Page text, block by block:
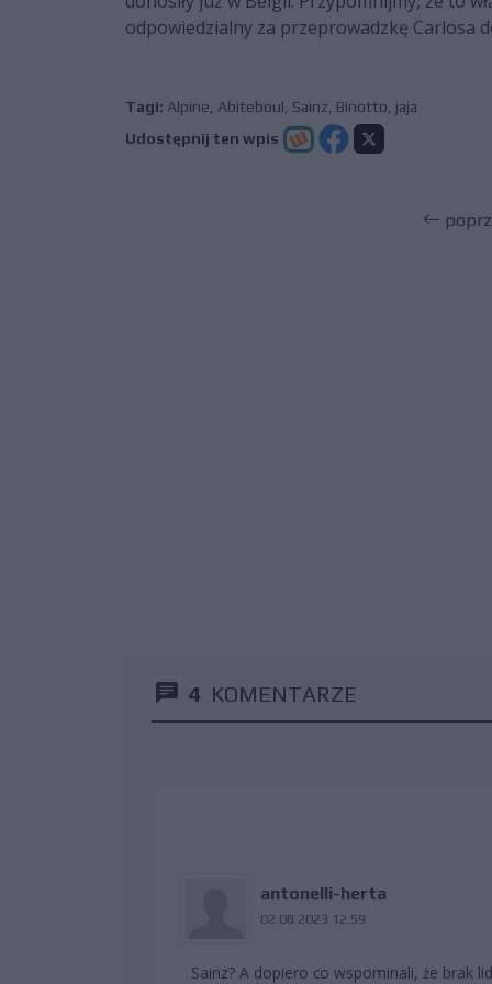
odpowiedzialny za przeprowadzkę Carlosa
Tagi: Alpine Abiteboul Sainz Binotto jaja
Udostępnij ten wpis
4 KOMENTARZE
antonelli-herta
02.08.2023 12:59
Sainz? A dopiero co wspominali, że brak